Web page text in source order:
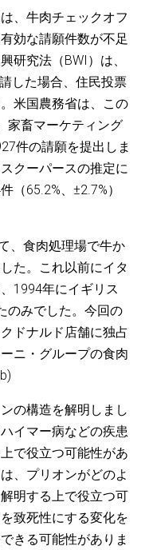
、牛肉チェックオフ
効な請願件数が不足
研究法（BWI）は、
した場合、住民投票
米国農務省は、この
家畜マーケティング
件の請願を提出しま
クーパースの推定に
（65.2%、±2.7%）
、食肉処理場で牛か
た。これ以前にイタ
1994年にイギリス
のみでした。今回の
ドナルド店舗に独占
ニ・グループの食肉
の構造を解明しまし
イマー病などの疾患
で役立つ可能性があ
、プリオンがどのよ
明する上で役立つ可
致死性にする変化を
きる可能性がありま